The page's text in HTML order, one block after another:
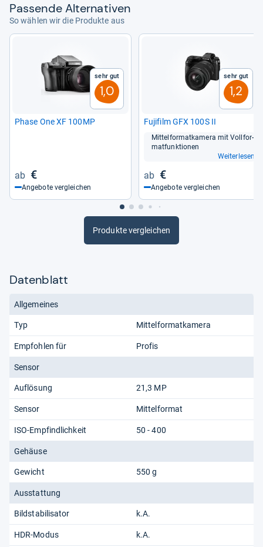
Pas­sende Alter­na­ti­ven
So wählen wir die Produkte aus
Sehr gut
1,0
Phase One XF 100MP
€
Angebote vergleichen
Sehr gut
1,2
Fuji­film GFX 100S II
Mit­tel­for­mat­ka­mera mit Voll­for­
mat­funk­tio­nen
Weiterlesen
€
Angebote vergleichen
Produkte vergleichen
Datenblatt
Allgemeines
Typ Mittelformatkamera
Empfohlen für Profis
Sensor
Auflösung 21,3 MP
Sensor Mittelformat
ISO-Empfindlichkeit 50 - 400
Gehäuse
Gewicht 550 g
Ausstattung
Bildstabilisator k.A.
HDR-Modus k.A.